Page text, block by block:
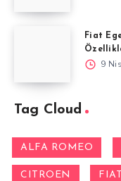
Fiat
9
Tag Cloud
ALFA ROMEO
CITROEN FIAT